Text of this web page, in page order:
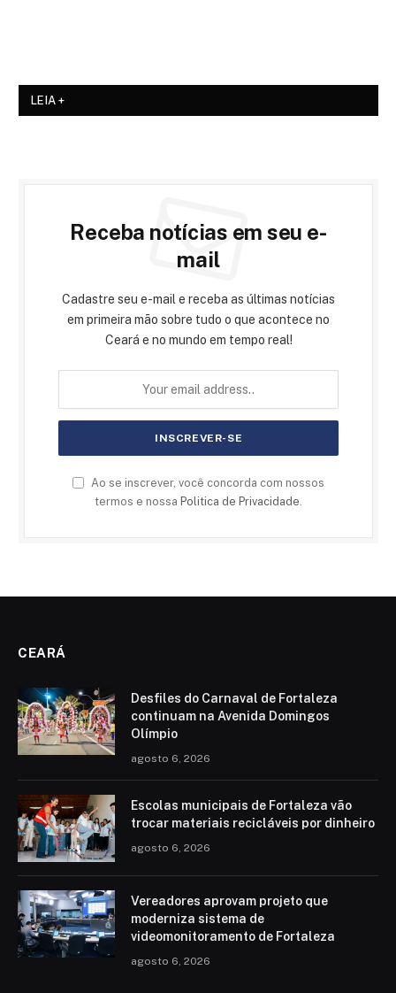
LEIA +
Receba notícias em seu e-
mail
Cadastre seu e-mail e receba as últimas notícias
em primeira mão sobre tudo o que acontece no
Ceará e no mundo em tempo real!
Ao se inscrever, você concorda com nossos
termos e nossa Politica de Privacidade.
CEARÁ
Desfiles do Carnaval de Fortaleza
continuam na Avenida Domingos
Olímpio
agosto 6, 2026
Escolas municipais de Fortaleza vão
trocar materiais recicláveis por dinheiro
agosto 6, 2026
Vereadores aprovam projeto que
moderniza sistema de
videomonitoramento de Fortaleza
agosto 6, 2026